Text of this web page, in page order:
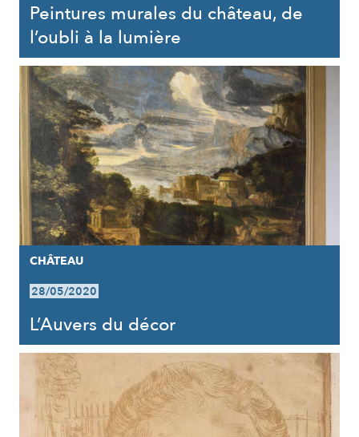
Peintures murales du château, de
l’oubli à la lumière
CHÂTEAU
28/05/2020
L’Auvers du décor